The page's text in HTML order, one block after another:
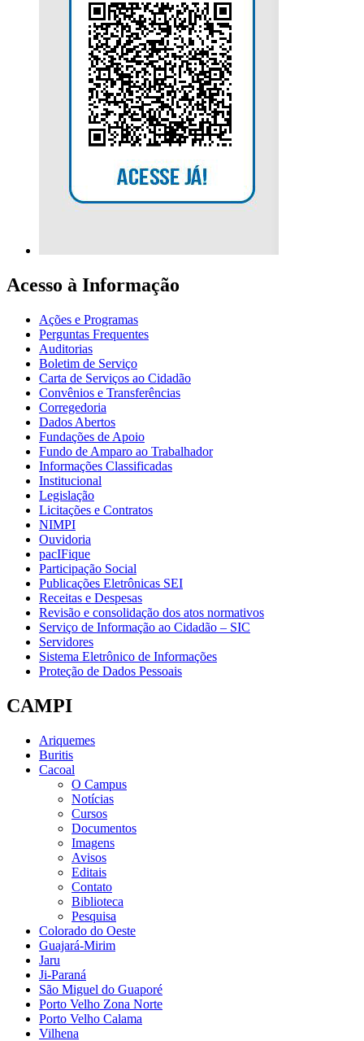
Acesso à Informação
Ações e Programas
Perguntas Frequentes
Auditorias
Boletim de Serviço
Carta de Serviços ao Cidadão
Convênios e Transferências
Corregedoria
Dados Abertos
Fundações de Apoio
Fundo de Amparo ao Trabalhador
Informações Classificadas
Institucional
Legislação
Licitações e Contratos
NIMPI
Ouvidoria
pacIFique
Participação Social
Publicações Eletrônicas SEI
Receitas e Despesas
Revisão e consolidação dos atos normativos
Serviço de Informação ao Cidadão – SIC
Servidores
Sistema Eletrônico de Informações
Proteção de Dados Pessoais
CAMPI
Ariquemes
Buritis
Cacoal
O Campus
Notícias
Cursos
Documentos
Imagens
Avisos
Editais
Contato
Biblioteca
Pesquisa
Colorado do Oeste
Guajará-Mirim
Jaru
Ji-Paraná
São Miguel do Guaporé
Porto Velho Zona Norte
Porto Velho Calama
Vilhena